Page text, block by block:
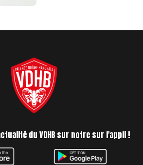
du VDHB sur notre sur l'appli !